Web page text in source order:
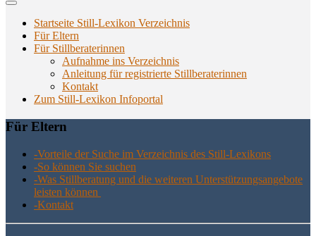
Startseite Still-Lexikon Verzeichnis
Für Eltern
Für Stillberaterinnen
Aufnahme ins Verzeichnis
Anlei­tung für regis­trier­te Stillberaterinnen
Kon­takt
Zum Still-Lexikon Infoportal
Für Eltern
-Vor­tei­le der Suche im Ver­zeich­nis des Still-Lexikons
-So kön­nen Sie suchen
-Was Still­be­ra­tung und die wei­te­ren Unter­stüt­zungs­an­ge­bo­te
leis­ten können
-Kon­takt